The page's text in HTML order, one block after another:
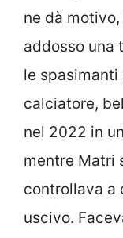
ne dà
addosso una
le spasimanti
calciatore,
nel 2022 in
mentre Matri
controllava a
uscivo.